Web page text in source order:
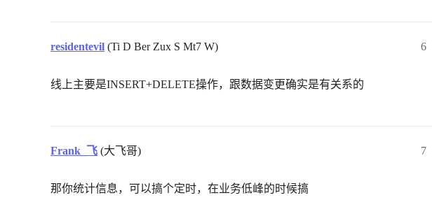
residentevil (Ti D Ber Zux S Mt7 W) 6
线上主要是INSERT+DELETE操作，跟数据变更确实是有关系的
Frank_飞 (大飞哥) 7
那你统计信息，可以搞个定时，在业务低峰的时候搞